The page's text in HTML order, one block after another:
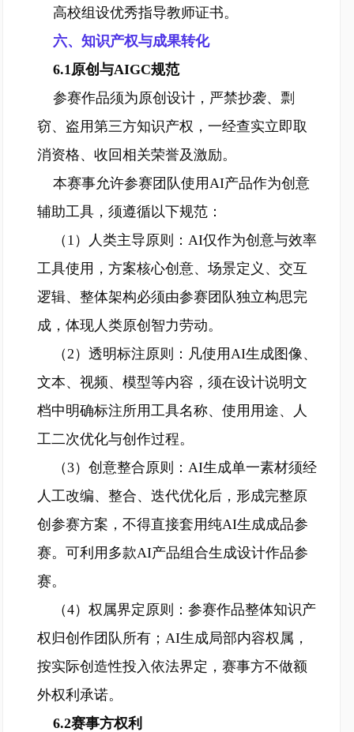
高校组设优秀指导教师证书。
六、知识产权与成果转化
6.1原创与AIGC规范
参赛作品须为原创设计，严禁抄袭、剽
窃、盗用第三方知识产权，一经查实立即取
消资格、收回相关荣誉及激励。
本赛事允许参赛团队使用AI产品作为创意
辅助工具，须遵循以下规范：
（1）人类主导原则：AI仅作为创意与效率
工具使用，方案核心创意、场景定义、交互
逻辑、整体架构必须由参赛团队独立构思完
成，体现人类原创智力劳动。
（2）透明标注原则：凡使用AI生成图像、
文本、视频、模型等内容，须在设计说明文
档中明确标注所用工具名称、使用用途、人
工二次优化与创作过程。
（3）创意整合原则：AI生成单一素材须经
人工改编、整合、迭代优化后，形成完整原
创参赛方案，不得直接套用纯AI生成成品参
赛。可利用多款AI产品组合生成设计作品参
赛。
（4）权属界定原则：参赛作品整体知识产
权归创作团队所有；AI生成局部内容权属，
按实际创造性投入依法界定，赛事方不做额
外权利承诺。
6.2赛事方权利